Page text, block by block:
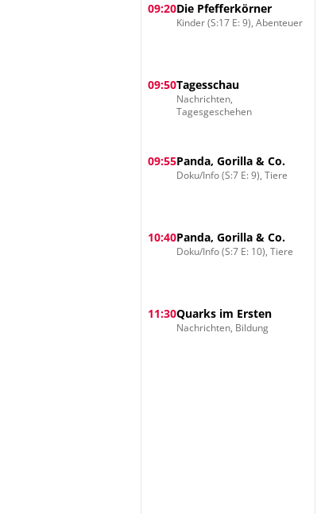
09:20Die Pfefferkörner
Kinder (S:17 E: 9), Abenteuer
09:50Tagesschau
Nachrichten,
Tagesgeschehen
09:55Panda, Gorilla & Co.
Doku/Info (S:7 E: 9), Tiere
10:40Panda, Gorilla & Co.
Doku/Info (S:7 E: 10), Tiere
11:30Quarks im Ersten
Nachrichten, Bildung